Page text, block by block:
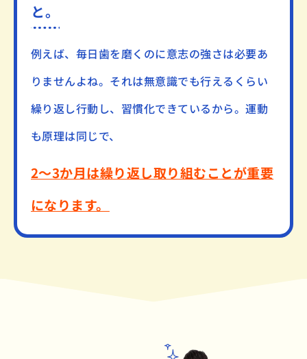
と。
例えば、毎日歯を磨くのに意志の強さは必要あ
りませんよね。それは無意識でも行えるくらい
繰り返し行動し、習慣化できているから。運動
も原理は同じで、
2～3か月は繰り返し取り組むことが重要
になります。